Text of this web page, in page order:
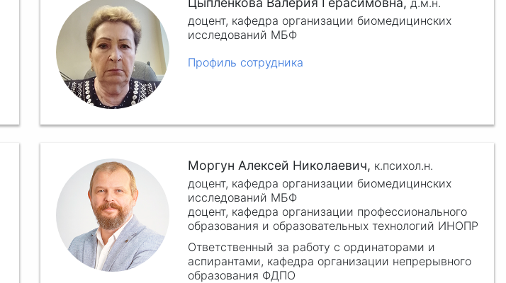
доцент, кафедра организации биомедицинских
исследований МБФ
Профиль сотрудника
Моргун Алексей Николаевич, к.психол.н.
доцент, кафедра организации биомедицинских
исследований МБФ
доцент, кафедра организации профессионального
образования и образовательных технологий ИНОПР
Ответственный за работу с ординаторами и
аспирантами, кафедра организации непрерывного
образования ФДПО